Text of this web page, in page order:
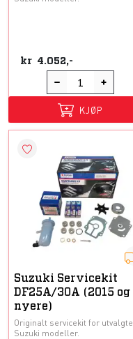
kr 4.052,-
KJØP
Suzuki Servicekit
DF25A/30A (2015 og
nyere)
Originalt servicekit for utvalgte
Suzuki modeller.